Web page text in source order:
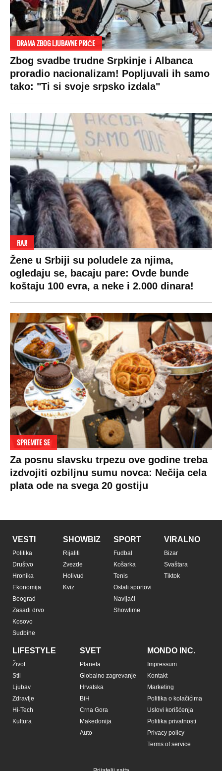
DRAMA ZBOG LJUBAVNE PRIČE
Zbog svadbe trudne Srpkinje i Albanca
proradio nacionalizam! Popljuvali ih samo
tako: "Ti si svoje srpsko izdala"
RAJ!
Žene u Srbiji su poludele za njima,
ogledaju se, bacaju pare: Ovde bunde
koštaju 100 evra, a neke i 2.000 dinara!
SPREMITE SE
Za posnu slavsku trpezu ove godine treba
izdvojiti ozbiljnu sumu novca: Nečija cela
plata ode na svega 20 gostiju
VESTI
Politika
Društvo
Hronika
Ekonomija
Beograd
Zasadi drvo
Kosovo
Sudbine
SHOWBIZ
Rijaliti
Zvezde
Holivud
Kviz
SPORT
Fudbal
Košarka
Tenis
Ostali sportovi
Navijači
Showtime
VIRALNO
Bizar
Svaštara
Tiktok
LIFESTYLE
Život
Stil
Ljubav
Zdravlje
Hi-Tech
Kultura
SVET
Planeta
Globalno zagrevanje
Hrvatska
BiH
Crna Gora
Makedonija
Auto
MONDO INC.
Impressum
Kontakt
Marketing
Politika o kolačićima
Uslovi korišćenja
Politika privatnosti
Privacy policy
Terms of service